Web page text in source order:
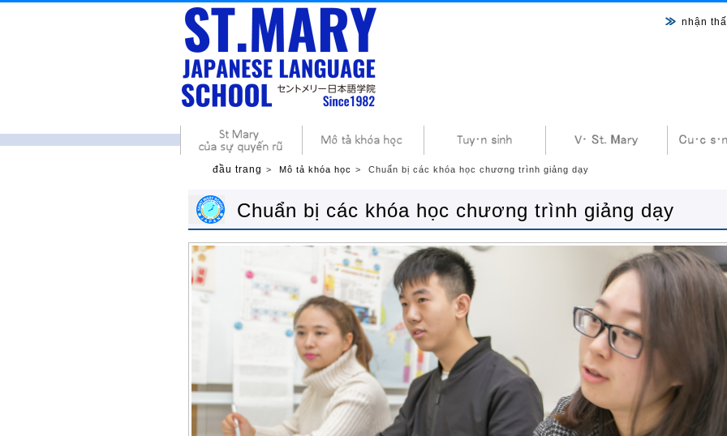
nhận
đầu trang Mô tả khóa học Chuẩn bị các khóa học chương trình giảng dạy
Chuẩn bị các khóa học chương trình giảng dạy